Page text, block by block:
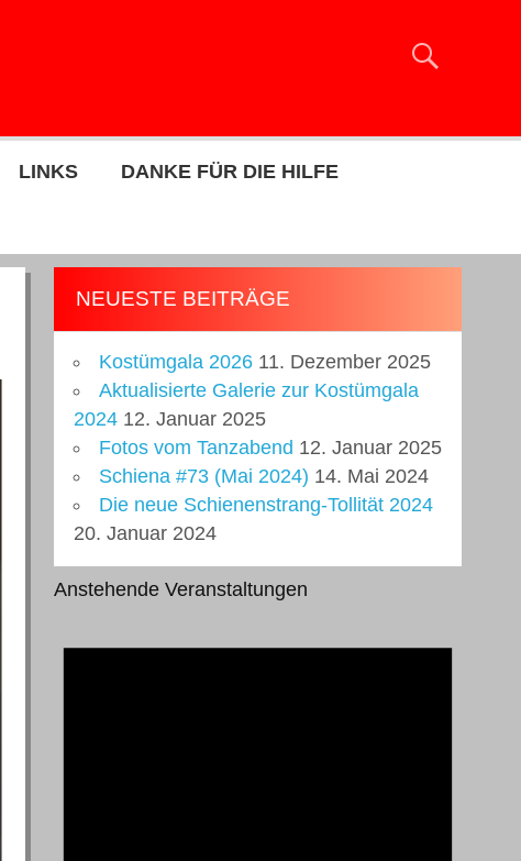
LINKS DANKE FÜR DIE HILFE
NEUESTE BEITRÄGE
Kostümgala 2026 11. Dezember 2025
Aktualisierte Galerie zur Kostümgala
2024 12. Januar 2025
Fotos vom Tanzabend 12. Januar 2025
Schiena #73 (Mai 2024) 14. Mai 2024
Die neue Schienenstrang-Tollität 2024
20. Januar 2024
Anstehende Veranstaltungen